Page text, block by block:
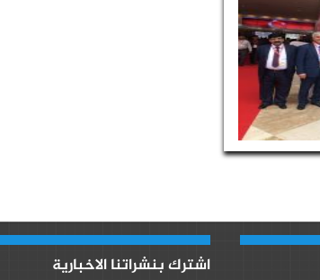
اشترك بنشراتنا الاخبارية